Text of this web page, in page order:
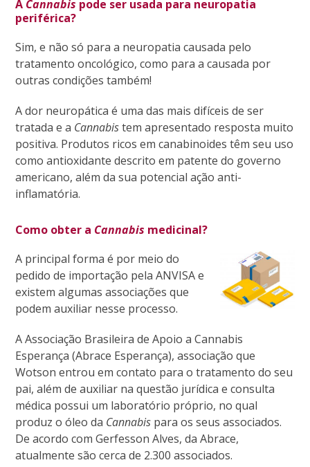
A Cannabis pode ser usada para neuropatia
periférica?
Sim, e não só para a neuropatia causada pelo
tratamento oncológico, como para a causada por
outras condições também!
A dor neuropática é uma das mais difíceis de ser
tratada e a Cannabistem apresentado resposta muito
positiva. Produtos ricos em canabinoides têm seu uso
como antioxidante descrito em patente do governo
americano, além da sua potencial ação anti-
inflamatória.
Como obter a Cannabis medicinal?
A principal forma é por meio do
pedido de importação pela ANVISA e
existem algumas associações que
podem auxiliar nesse processo.
AAssociação Brasileira de Apoio a Cannabis
Esperança (Abrace Esperança), associação que
Wotson entrou em contato para o tratamento do seu
pai,além de auxiliar na questão jurídica e consulta
médica possui um laboratório próprio, no qual
produz o óleo da Cannabis para os seus associados.
De acordo com Gerfesson Alves, da Abrace,
atualmente são cerca de 2.300 associados.